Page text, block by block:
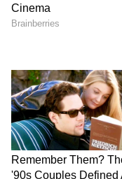
பணியில்
செய்யப்பட்ட